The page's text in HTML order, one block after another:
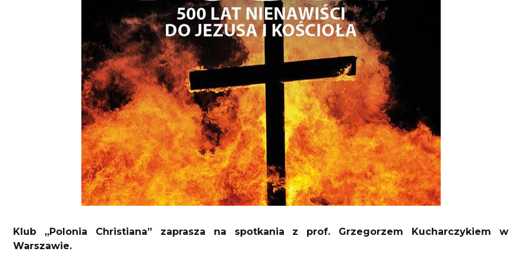
Klub „Polonia Christiana” zaprasza na spotkania z prof. Grzegorzem Kucharczykiem w
Warszawie.